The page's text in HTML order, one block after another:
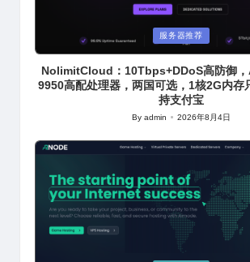
Posted
in
服务器推荐
NolimitCloud：10Tbps+DDoS高防御
9950高配处理器，两国可选，1核2G内存
持支付宝
Posted
Byadmin 2026年8月4日